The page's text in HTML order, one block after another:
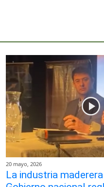
20 mayo, 2026
La industria